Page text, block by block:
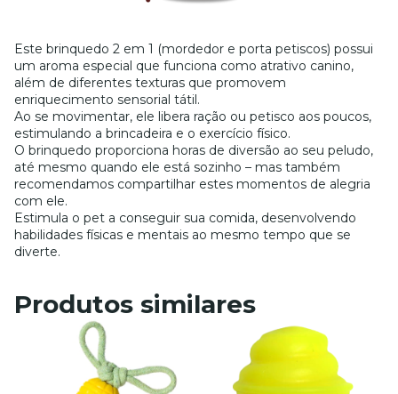
Este brinquedo 2 em 1 (mordedor e porta petiscos) possui
um aroma especial que funciona como atrativo canino,
além de diferentes texturas que promovem
enriquecimento sensorial tátil.
Ao se movimentar, ele libera ração ou petisco aos poucos,
estimulando a brincadeira e o exercício físico.
O brinquedo proporciona horas de diversão ao seu peludo,
até mesmo quando ele está sozinho – mas também
recomendamos compartilhar estes momentos de alegria
com ele.
Estimula o pet a conseguir sua comida, desenvolvendo
habilidades físicas e mentais ao mesmo tempo que se
diverte.
Produtos similares